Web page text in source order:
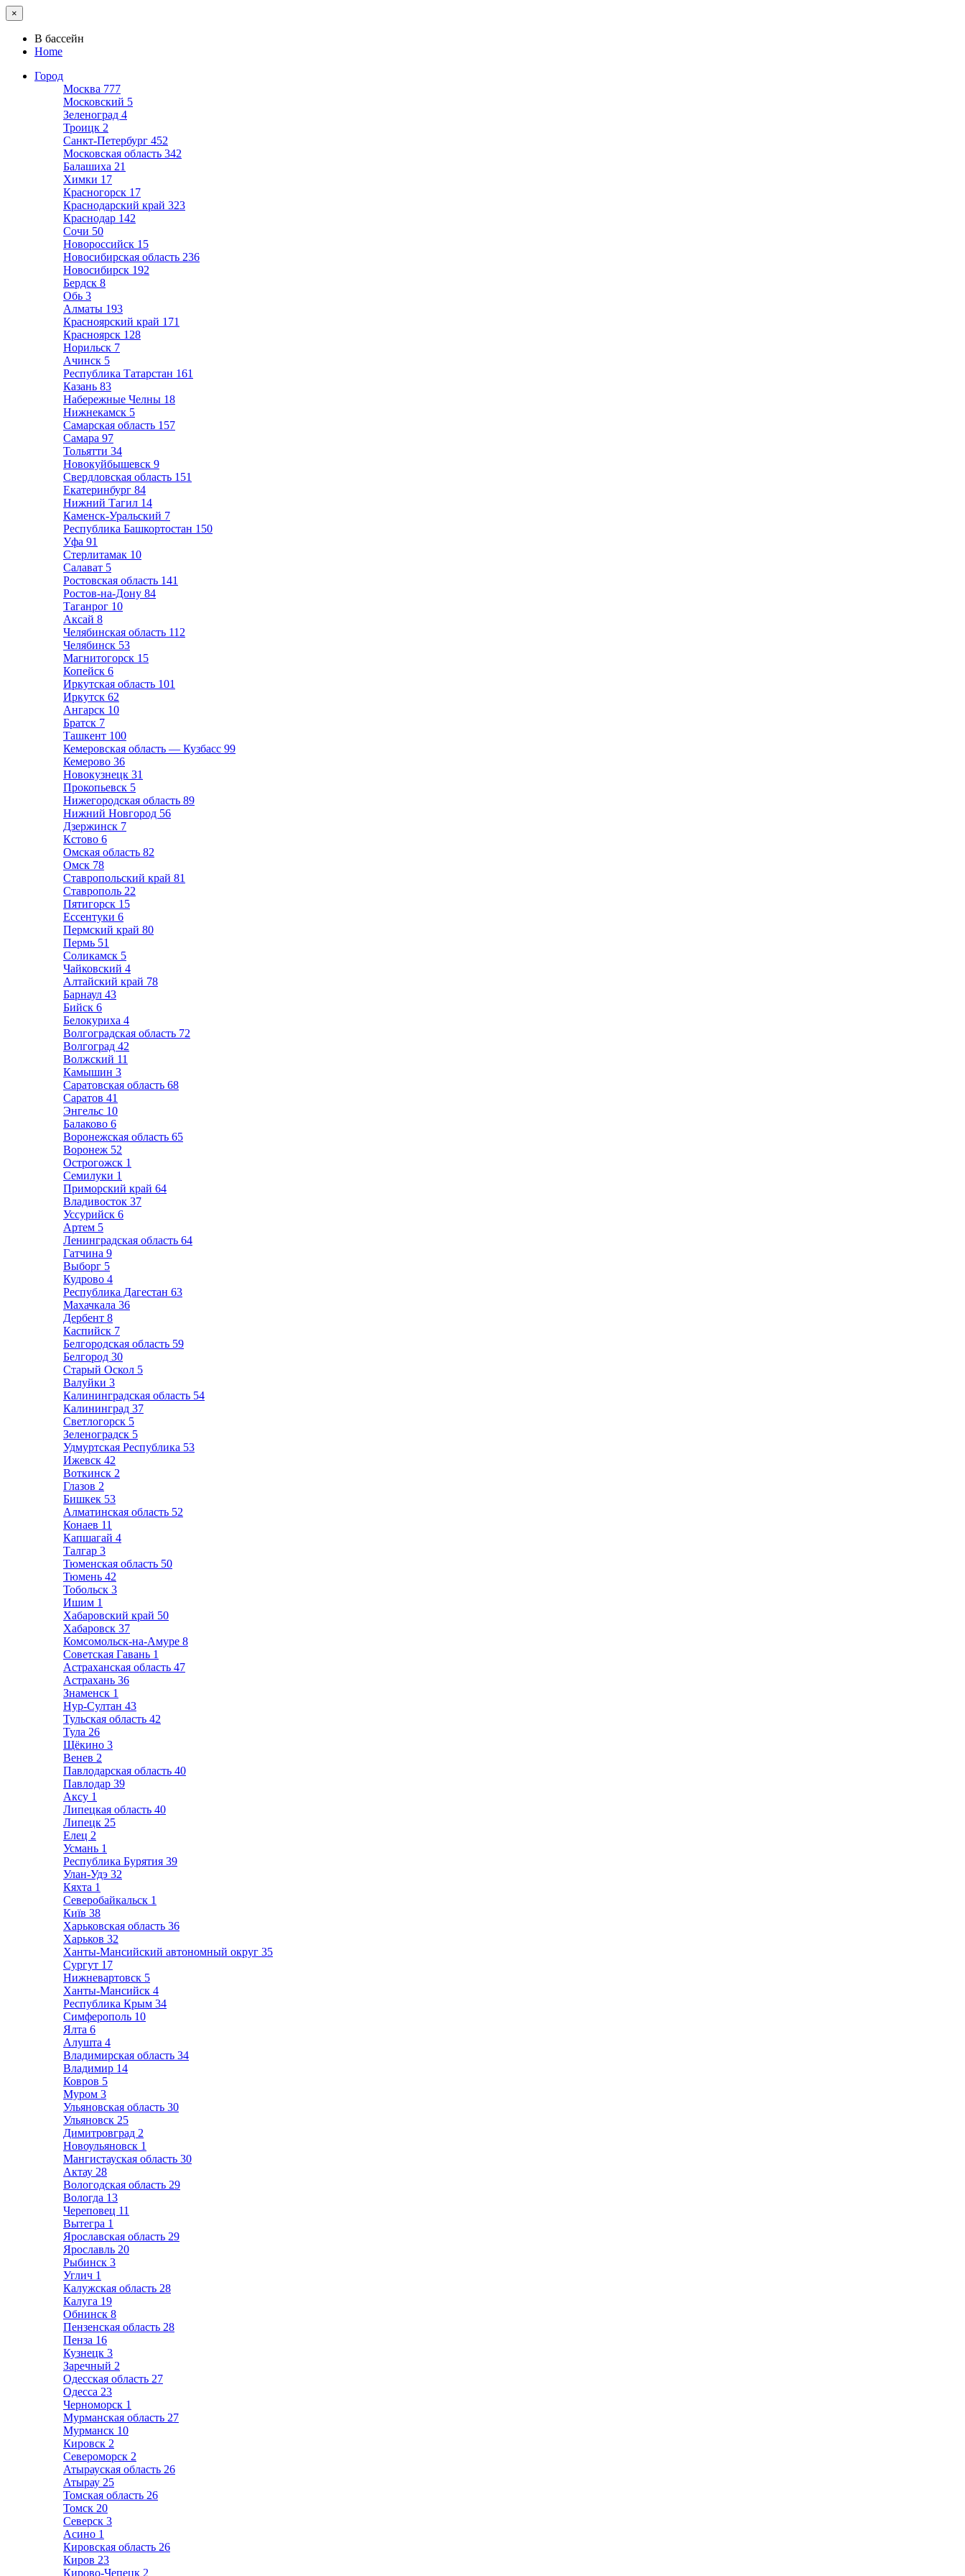
×
В бассейн
Home
Город
Москва 777
Московский 5
Зеленоград 4
Троицк 2
Санкт-Петербург 452
Московская область 342
Балашиха 21
Химки 17
Красногорск 17
Краснодарский край 323
Краснодар 142
Сочи 50
Новороссийск 15
Новосибирская область 236
Новосибирск 192
Бердск 8
Обь 3
Алматы 193
Красноярский край 171
Красноярск 128
Норильск 7
Ачинск 5
Республика Татарстан 161
Казань 83
Набережные Челны 18
Нижнекамск 5
Самарская область 157
Самара 97
Тольятти 34
Новокуйбышевск 9
Свердловская область 151
Екатеринбург 84
Нижний Тагил 14
Каменск-Уральский 7
Республика Башкортостан 150
Уфа 91
Стерлитамак 10
Салават 5
Ростовская область 141
Ростов-на-Дону 84
Таганрог 10
Аксай 8
Челябинская область 112
Челябинск 53
Магнитогорск 15
Копейск 6
Иркутская область 101
Иркутск 62
Ангарск 10
Братск 7
Ташкент 100
Кемеровская область — Кузбасс 99
Кемерово 36
Новокузнецк 31
Прокопьевск 5
Нижегородская область 89
Нижний Новгород 56
Дзержинск 7
Кстово 6
Омская область 82
Омск 78
Ставропольский край 81
Ставрополь 22
Пятигорск 15
Ессентуки 6
Пермский край 80
Пермь 51
Соликамск 5
Чайковский 4
Алтайский край 78
Барнаул 43
Бийск 6
Белокуриха 4
Волгоградская область 72
Волгоград 42
Волжский 11
Камышин 3
Саратовская область 68
Саратов 41
Энгельс 10
Балаково 6
Воронежская область 65
Воронеж 52
Острогожск 1
Семилуки 1
Приморский край 64
Владивосток 37
Уссурийск 6
Артем 5
Ленинградская область 64
Гатчина 9
Выборг 5
Кудрово 4
Республика Дагестан 63
Махачкала 36
Дербент 8
Каспийск 7
Белгородская область 59
Белгород 30
Старый Оскол 5
Валуйки 3
Калининградская область 54
Калининград 37
Светлогорск 5
Зеленоградск 5
Удмуртская Республика 53
Ижевск 42
Воткинск 2
Глазов 2
Бишкек 53
Алматинская область 52
Конаев 11
Капшагай 4
Талгар 3
Тюменская область 50
Тюмень 42
Тобольск 3
Ишим 1
Хабаровский край 50
Хабаровск 37
Комсомольск-на-Амуре 8
Советская Гавань 1
Астраханская область 47
Астрахань 36
Знаменск 1
Нур-Султан 43
Тульская область 42
Тула 26
Щёкино 3
Венев 2
Павлодарская область 40
Павлодар 39
Аксу 1
Липецкая область 40
Липецк 25
Елец 2
Усмань 1
Республика Бурятия 39
Улан-Удэ 32
Кяхта 1
Северобайкальск 1
Київ 38
Харьковская область 36
Харьков 32
Ханты-Мансийский автономный округ 35
Сургут 17
Нижневартовск 5
Ханты-Мансийск 4
Республика Крым 34
Симферополь 10
Ялта 6
Алушта 4
Владимирская область 34
Владимир 14
Ковров 5
Муром 3
Ульяновская область 30
Ульяновск 25
Димитровград 2
Новоульяновск 1
Мангистауская область 30
Актау 28
Вологодская область 29
Вологда 13
Череповец 11
Вытегра 1
Ярославская область 29
Ярославль 20
Рыбинск 3
Углич 1
Калужская область 28
Калуга 19
Обнинск 8
Пензенская область 28
Пенза 16
Кузнецк 3
Заречный 2
Одесская область 27
Одесса 23
Черноморск 1
Мурманская область 27
Мурманск 10
Кировск 2
Североморск 2
Атырауская область 26
Атырау 25
Томская область 26
Томск 20
Северск 3
Асино 1
Кировская область 26
Киров 23
Кирово-Чепецк 2